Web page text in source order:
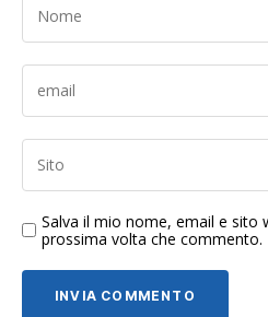
Salva il mio nome, email e sito
prossima volta che commento.